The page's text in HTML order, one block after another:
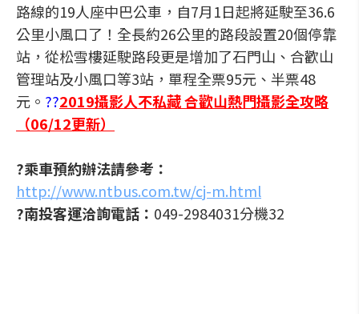
路線的19人座中巴公車，自7月1日起將延駛至36.6
公里小風口了！全長約26公里的路段設置20個停靠
站，從松雪樓延駛路段更是增加了石門山、合歡山
管理站及小風口等3站，單程全票95元、半票48
元。 ??2019攝影人不私藏 合歡山熱門攝影全攻略
（06/12更新）
?乘車預約辦法請參考：
http://www.ntbus.com.tw/cj-m.html
?南投客運洽詢電話： 049-2984031分機32